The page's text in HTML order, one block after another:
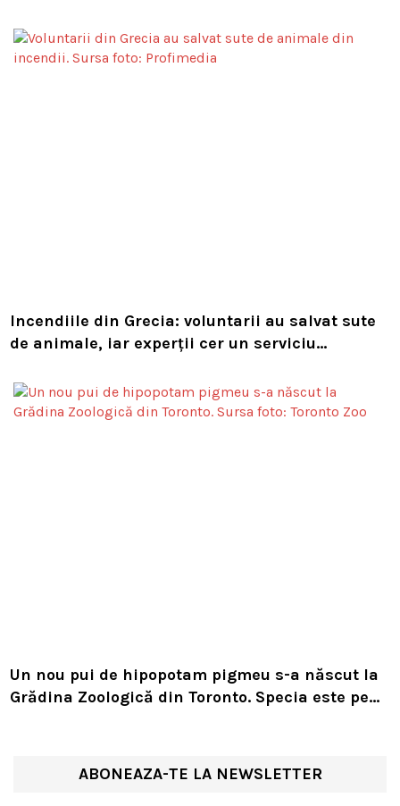
Incendiile din Grecia: voluntarii au salvat sute
de animale, iar experții cer un serviciu
Un nou pui de hipopotam pigmeu s-a născut la
Grădina Zoologică din Toronto. Specia este pe
ABONEAZA-TE LA NEWSLETTER